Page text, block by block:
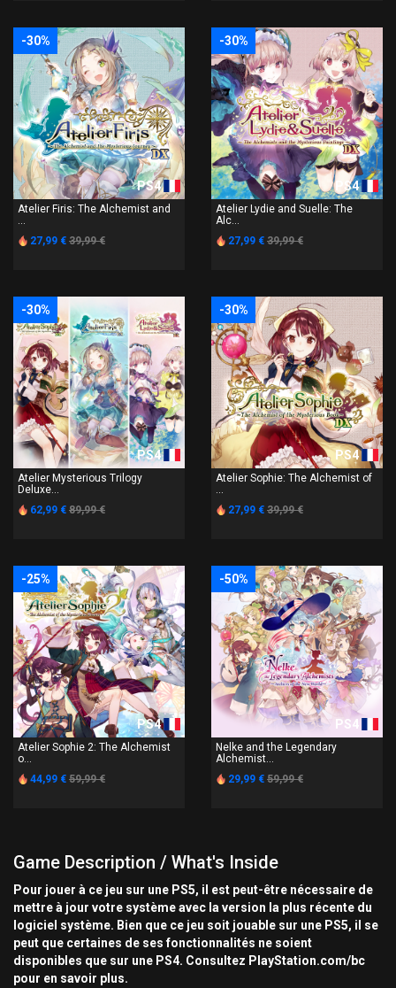
-30%
PS4
Atelier Firis: The Alchemist and
...
27,99 € 39,99 €
-30%
PS4
Atelier Lydie and Suelle: The
Alc...
27,99 € 39,99 €
-30%
PS4
Atelier Mysterious Trilogy
Deluxe...
62,99 € 89,99 €
-30%
PS4
Atelier Sophie: The Alchemist of
...
27,99 € 39,99 €
-25%
PS4
Atelier Sophie 2: The Alchemist
o...
44,99 € 59,99 €
-50%
PS4
Nelke and the Legendary
Alchemist...
29,99 € 59,99 €
Game Description / What's Inside
Pour jouer à ce jeu sur une PS5, il est peut-être nécessaire de
mettre à jour votre système avec la version la plus récente du
logiciel système. Bien que ce jeu soit jouable sur une PS5, il se
peut que certaines de ses fonctionnalités ne soient
disponibles que sur une PS4. Consultez PlayStation.com/bc
pour en savoir plus.